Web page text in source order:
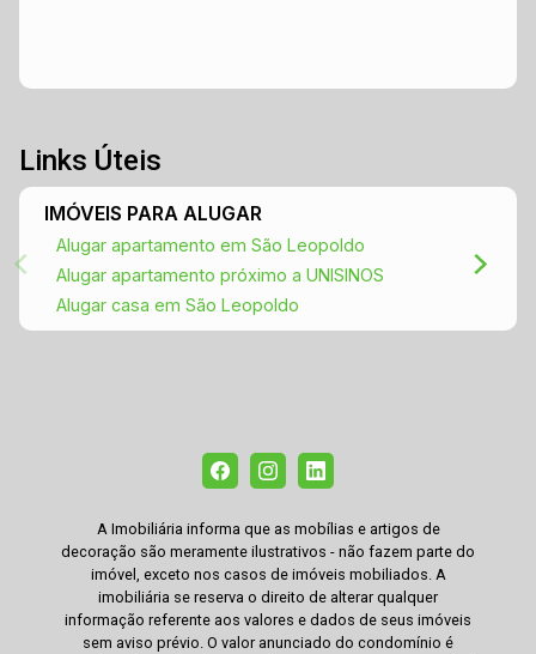
Links Úteis
IMÓVEIS PARA ALUGAR
Alugar apartamento em São Leopoldo
Alugar apartamento próximo a UNISINOS
Alugar casa em São Leopoldo
A Imobiliária informa que as mobílias e artigos de
decoração são meramente ilustrativos - não fazem parte do
imóvel, exceto nos casos de imóveis mobiliados. A
imobiliária se reserva o direito de alterar qualquer
informação referente aos valores e dados de seus imóveis
sem aviso prévio. O valor anunciado do condomínio é